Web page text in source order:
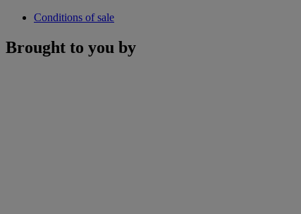
Conditions of sale
Brought to you by